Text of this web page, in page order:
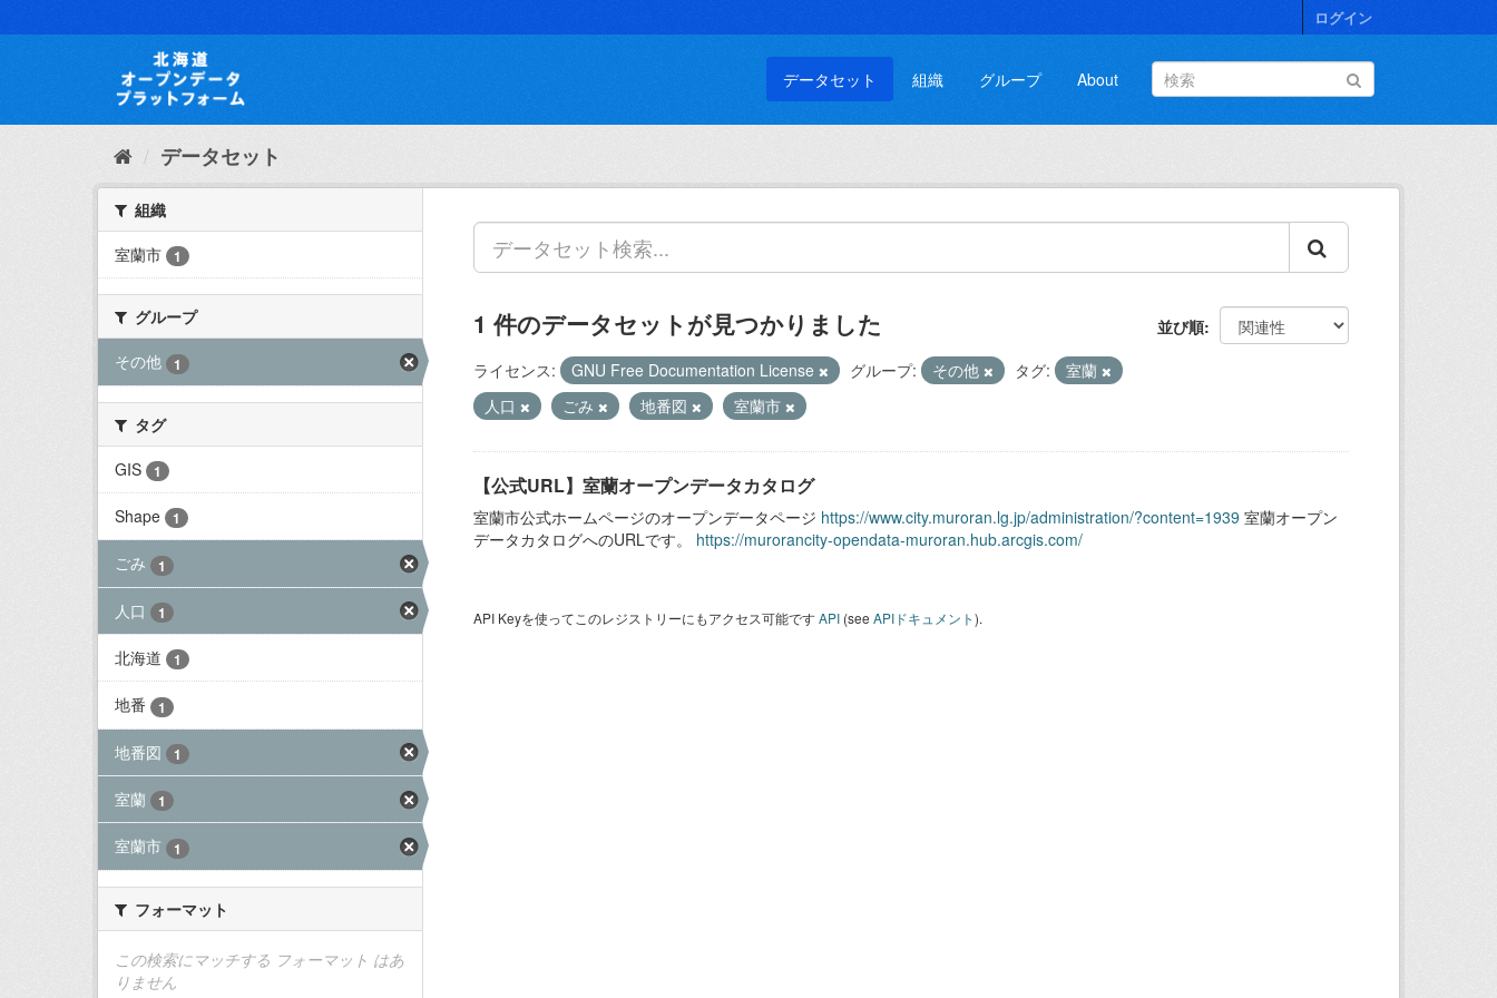
キ
て
ログイン
データセット 組織 グループ About
データセット
組織
室蘭市
1
グループ
その他
1
タグ
GIS
1
Shape 1
ごみ 1
人口 1
北海道 1
地番 1
地番図 1
室蘭 1
室蘭市 1
フォーマット
この検索にマッチする フォーマット はあ
りません
並び順
1 件のデータセットが見つかりました
ライセンス: GNU Free Documentation License グループ: その他 タグ:
室蘭
人口
ごみ 地番図 室蘭市
【公式URL】室蘭オープンデータカタログ
室蘭市公式ホームページのオープンデータページ https://www.city.muroran.lg.jp/administration/?content=1939 室蘭オープン
データカタログへのURLです。 https://murorancity-opendata-muroran.hub.arcgis.com/
API Keyを使ってこのレジストリーにもアクセス可能ですAPI (see APIドキュメント).